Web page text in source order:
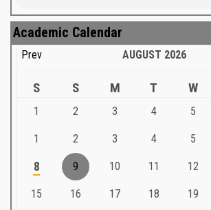
Academic Calendar
Prev AUGUST 2026
S S M T W
1 2 3 4 5
1 2 3 4 5
8 9 10 11 12
15 16 17 18 19